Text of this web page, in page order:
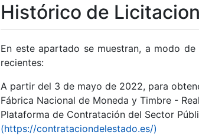
Mostrar/Ocultar
Mostrar/Ocultar
Mostrar/Ocultar
Histórico de
En este apartado se muestran, a modo
recientes:
A partir del 3 de mayo de 2022, para
Fábrica Nacional de Moneda y Timbre -
Plataforma de Contratación del Sector
(https://contrataciondelestado.es/)